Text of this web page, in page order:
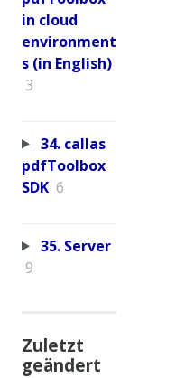
in cloud
environment
s (in English)
3
34. callas
pdfToolbox
SDK 6
35. Server
9
Zuletzt
geändert